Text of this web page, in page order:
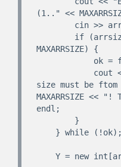
(1.." <<
MAXARRSIZE) {
size must be
MAXARRSIZE <<
endl;